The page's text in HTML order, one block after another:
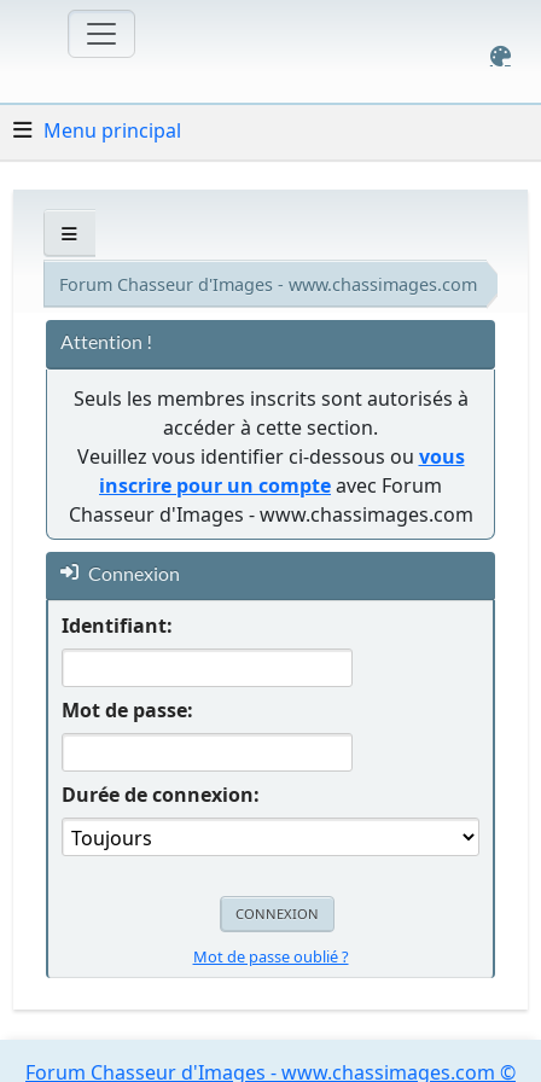
Menu principal
Forum Chasseur d'Images - www.chassimages.com
Attention !
Seuls les membres inscrits sont autorisés à
accéder à cette section.
Veuillez vous identifier ci-dessous ou vous
inscrire pour un compteavec Forum
Chasseur d'Images - www.chassimages.com
Connexion
Identifiant:
Mot de passe:
Durée de connexion:
Mot de passe oublié ?
Forum Chasseur d'Images - www.chassimages.com ©